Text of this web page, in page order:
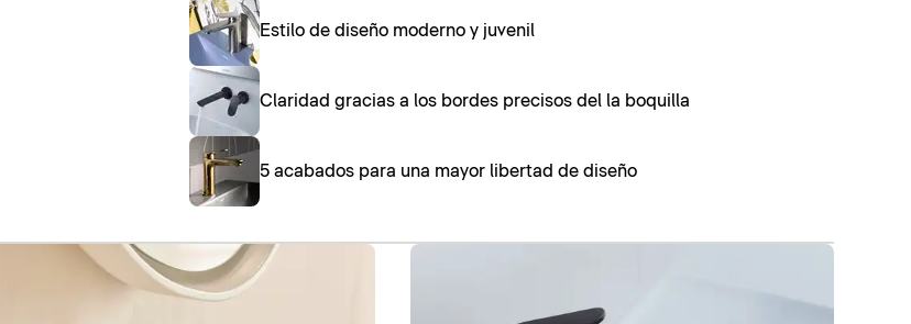
Estilo de diseño moderno y juvenil
Claridad gracias a los bordes precisos del la boquilla
5 acabados para una mayor libertad de diseño